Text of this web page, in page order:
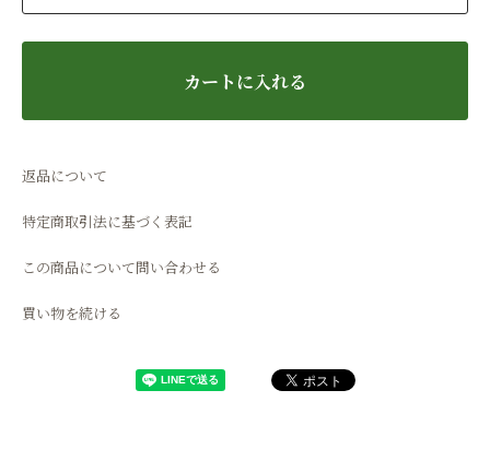
カートに入れる
返品について
特定商取引法に基づく表記
この商品について問い合わせる
買い物を続ける